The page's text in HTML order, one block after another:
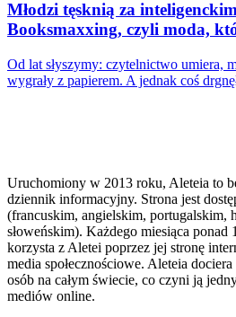
Młodzi tęsknią za
Booksmaxxing, czyli moda,
Od lat słyszymy: czytelnictwo umiera,
wygrały z papierem. A jednak coś
Uruchomiony w 2013 roku, Aleteia to
dziennik informacyjny. Strona jest
(francuskim, angielskim, portugalskim,
słoweńskim). Każdego miesiąca
korzysta z Aletei poprzez jej stronę
media społecznościowe. Aleteia
osób na całym świecie, co czyni ją
mediów online.